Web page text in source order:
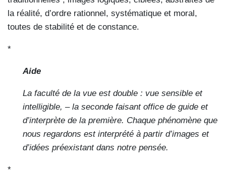
la réalité, d’ordre rationnel, systématique et moral,
toutes de stabilité et de constance.
*
Aide
La faculté de la vue est double : vue sensible et
intelligible, – la seconde faisant office de guide et
d’interprète de la première. Chaque phénomène que
nous regardons est interprété à partir d’images et
d’idées préexistant dans notre pensée.
*